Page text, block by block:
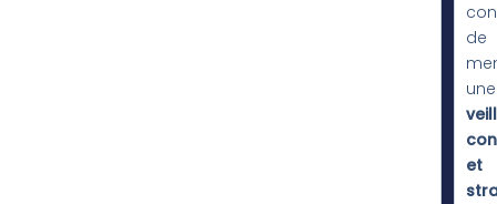
de
une
et